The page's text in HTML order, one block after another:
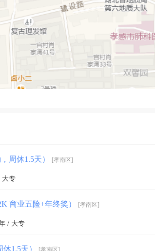
周休1.5天） [孝南区]
大专
商业五险+年终奖） [孝南区]
/ 大专
1.5天） [孝南区]